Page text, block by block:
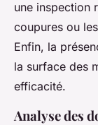
une inspection
coupures ou
Enfin, la
la surface des
efficacité.
Analyse des